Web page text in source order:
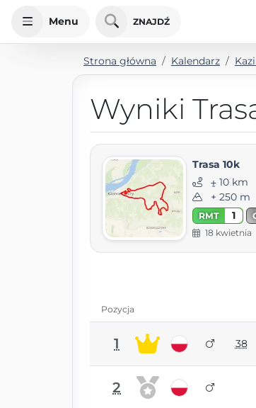
Menu ZNAJDŹ
Strona główna Kalendarz
Wyniki
Trasa 10k
⨦ 10 km
+ 250 m
RMT 1
18 kwietnia
Pozycja
1 38
2